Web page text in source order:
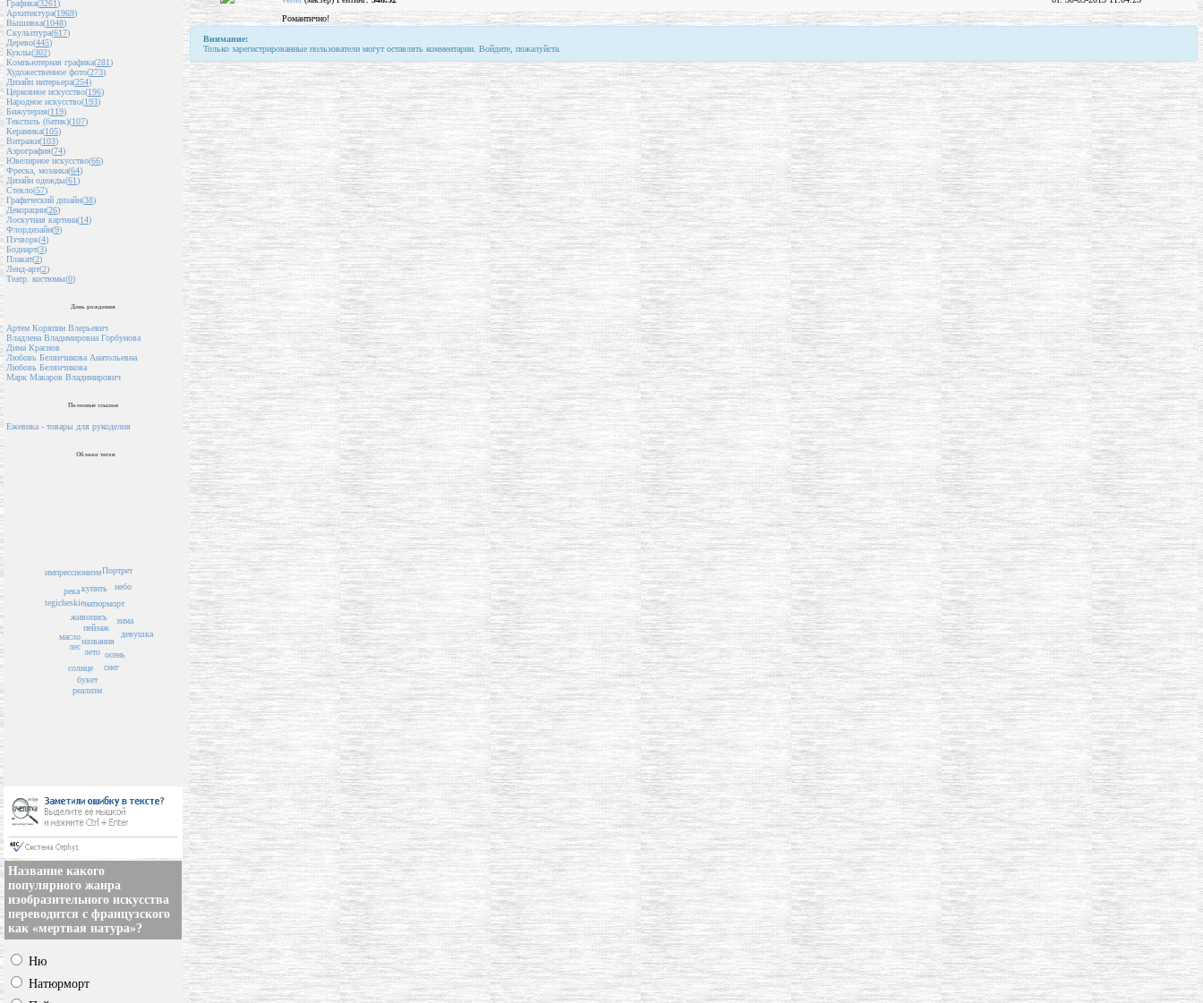
Графика(3261)
Архитектура(1969)
Вышивка(1048)
Скульптура(617)
Дерево(445)
Куклы(302)
Компьютерная графика(281)
Художественное фото(273)
Дизайн интерьера(254)
Церковное искусство(196)
Народное искусство(193)
Бижутерия(119)
Текстиль (батик)(107)
Керамика(105)
Витражи(103)
Аэрография(74)
Ювелирное искусство(66)
Фреска, мозаика(64)
Дизайн одежды(61)
Стекло(57)
Графический дизайн(38)
Декорации(26)
Лоскутная картина(14)
Флордизайн(9)
Пэчворк(4)
Бодиарт(3)
Плакат(2)
Ленд-арт(2)
Театр. костюмы(0)
День рождения
Артем Коряпин Влерьевич
Владлена Владимировна Горбунова
Дима Краснов
Любовь Белянчикова Анатольевна
Любовь Белянчикова
Марк Макаров Владимирович
Полезные ссылки
Ежевика - товары для рукоделия
Облако тегов
пейзаж
названия
живопись
лето
натюрморт
купить
солнце
лес
зима
осень
букет
масло
река
снег
tegicheskie
реализм
небо
импрессионизмПортрет
девушка
Название какого
популярного жанра
изобразительного искусства
переводится с французского
как «мертвая натура»?
Ню
Натюрморт
Романтично!
Внимание:
Только зарегистрированные пользователи могут оставлять комментарии. Войдите, пожалуйста.